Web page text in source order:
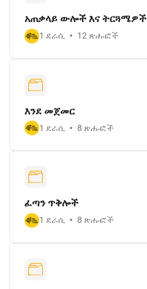
አጠቃላይ ውሎች እና ትርጓሜዎች
1 ደራሲ 12 ጽሑፎች
እንደ መጀመር
1 ደራሲ 8 ጽሑፎች
ፈጣን ጥቅሎች
1 ደራሲ 8 ጽሑፎች